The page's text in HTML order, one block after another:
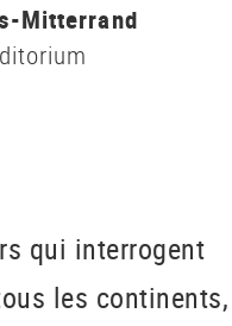
Mitterrand
qui interrogent
les continents,